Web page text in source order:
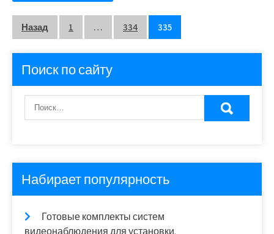
Пагинация
записей
Назад 1 … 334 335
Поиск по сайту
Набирает популярность
Готовые комплекты систем
видеонаблюдения для установки.